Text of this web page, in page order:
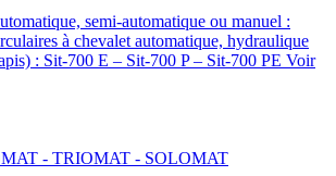
semi-automatique ou manuel :
à chevalet automatique, hydraulique
: Sit-700 E – Sit-700 P – Sit-700 PE Voir
- TRIOMAT - SOLOMAT